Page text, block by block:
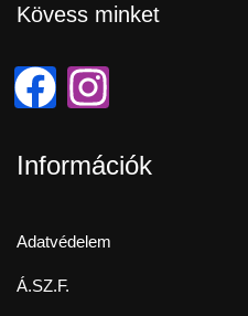
Kövess minket
Információk
Adatvédelem
Á.SZ.F.